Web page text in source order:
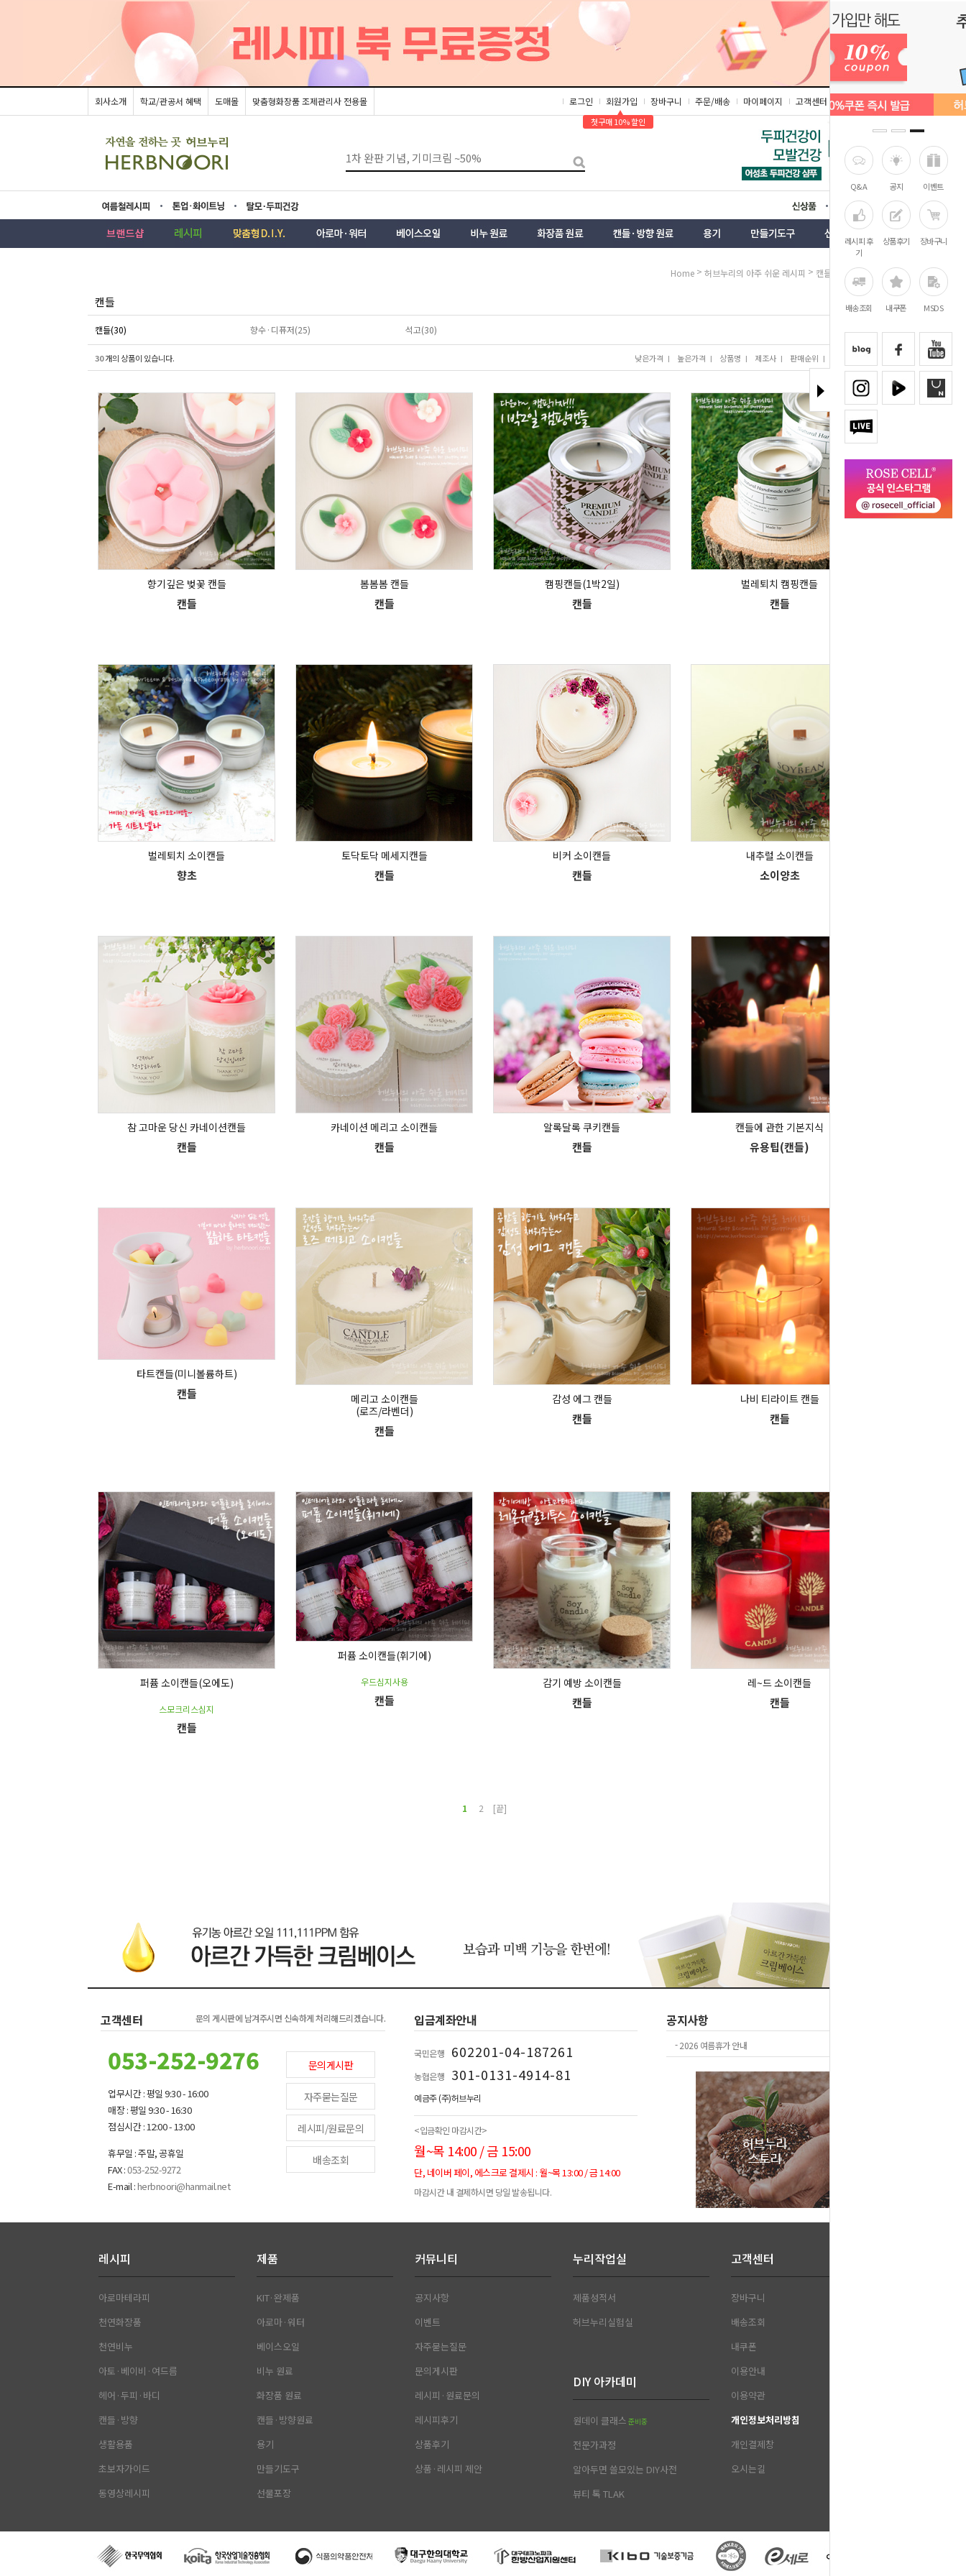
Q&A 공지 이벤트
레시피 후
기
상품후기 장바구니
배송조회 내쿠폰 MSDS
회사소개 학교/관공서 혜택 도매몰 맞춤형화장품 조제관리사 전용몰 로그인
회원가입
▲
첫구매 10% 할인
장바구니 주문/배송 마이페이지 고객센터 즐겨찾기
름레시피 업·화이트닝 모두피건강 상품 벤트
Home > 허브누리의 아주 쉬운 레시피 > 캔들·방향>캔들
캔들
캔들(30) 향수·디퓨저(25) 석고(30)
30개의 상품이 있습니다. 낮은가격 I 높은가격 I 상품명 I 제조사 I 판매순위 I
향기깊은 벚꽃 캔들
캔들
봄봄봄 캔들
캔들
캠핑캔들(1박2일)
캔들
벌레퇴치 캠핑캔들
캔들
벌레퇴치 소이캔들
향초
토닥토닥 메세지캔들
캔들
비커 소이캔들
캔들
내추럴 소이캔들
소이양초
참 고마운 당신 카네이션캔들
캔들
카네이션 메리고 소이캔들
캔들
알록달록 쿠키캔들
캔들
캔들에 관한 기본지식
유용팁(캔들)
타트캔들(미니볼륨하트)
캔들
메리고 소이캔들
(로즈/라벤더)
캔들
감성 에그 캔들
캔들
나비 티라이트 캔들
캔들
퍼퓸 소이캔들(오에도)
스모크리스심지
캔들
퍼퓸 소이캔들(휘기에)
우드심지사용
캔들
감기 예방 소이캔들
캔들
레~드 소이캔들
캔들
1 2 [끝]
고객센터 문의 게시판에 남겨주시면 신속하게 처리해드리겠습니다.
053-252-9276
업무시간 : 평일 9:30 - 16:00
매장 : 평일 9:30 - 16:30
점심시간 : 12:00 - 13:00
휴무일 : 주말, 공휴일
FAX :053-252-9272
E-mail :herbnoori@hanmail.net
문의게시판
자주묻는질문
레시피/원료문의
배송조회
입금계좌안내
국민은행 602201-04-187261
농협은행 301-0131-4914-81
예금주 (주)허브누리
<입금확인 마감시간>
월~목 14:00 / 금 15:00
단, 네이버 페이, 에스크로 결제시 : 월~목 13:00 / 금 14:00
마감시간 내 결제하시면 당일 발송됩니다.
공지사항
-2026 여름휴가 안내
레시피
아로마테라피
천연화장품
천연비누
아토·베이비·여드름
헤어·두피·바디
캔들·방향
생활용품
초보자가이드
동영상레시피
제품
KIT·완제품
아로마·워터
베이스오일
비누 원료
화장품 원료
캔들·방향원료
용기
만들기도구
선물포장
커뮤니티
공지사항
이벤트
자주묻는질문
문의게시판
레시피·원료문의
레시피후기
상품후기
상품·레시피 제안
누리작업실
제품성적서
허브누리실험실
DIY 아카데미
원데이 클래스 준비중
전문가과정
알아두면 쓸모있는 DIY사전
뷰티 톡 TLAK
고객센터
장바구니
배송조회
내쿠폰
이용안내
이용약관
개인정보처리방침
개인결제창
오시는길